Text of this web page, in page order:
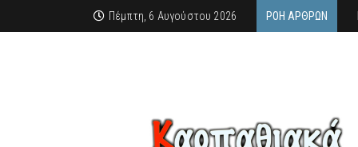
Πέμπτη, 6 Αυγούστου 2026 ΡΟΉ ΆΡΘΡΩΝ